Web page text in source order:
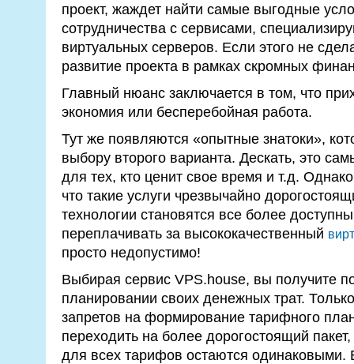
проект, жаждет найти самые выгодные
сотрудничества с сервисами,
виртуальных серверов. Если этого не
развитие проекта в рамках скромных
Главный нюанс заключается в том, что
экономия или бесперебойная работа.
Тут же появляются «опытные знатоки»,
выбору второго варианта. Дескать, это
для тех, кто ценит свое время и т.д.
что такие услуги чрезвычайно
технологии становятся все более
переплачивать за высококачественный
просто недопустимо!
Выбирая сервис VPS.house, вы получите
планировании своих денежных трат.
запретов на формирование тарифного
переходить на более дорогостоящий
для всех тарифов остаются одинаковыми.